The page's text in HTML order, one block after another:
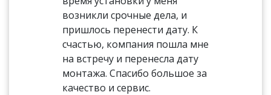
возникли срочные дела, и
пришлось перенести дату. К
счастью, компания пошла мне
на встречу и перенесла дату
монтажа. Спасибо большое за
качество и сервис.